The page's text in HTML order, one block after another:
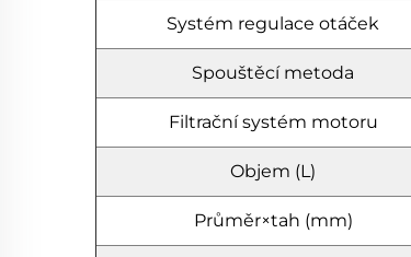
Systém regulace otáček
Spouštěcí metoda
Filtrační systém motoru
Objem (L)
Průměr×tah (mm)